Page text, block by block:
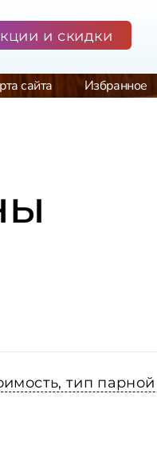
и скидки
сайта Избранное
тип